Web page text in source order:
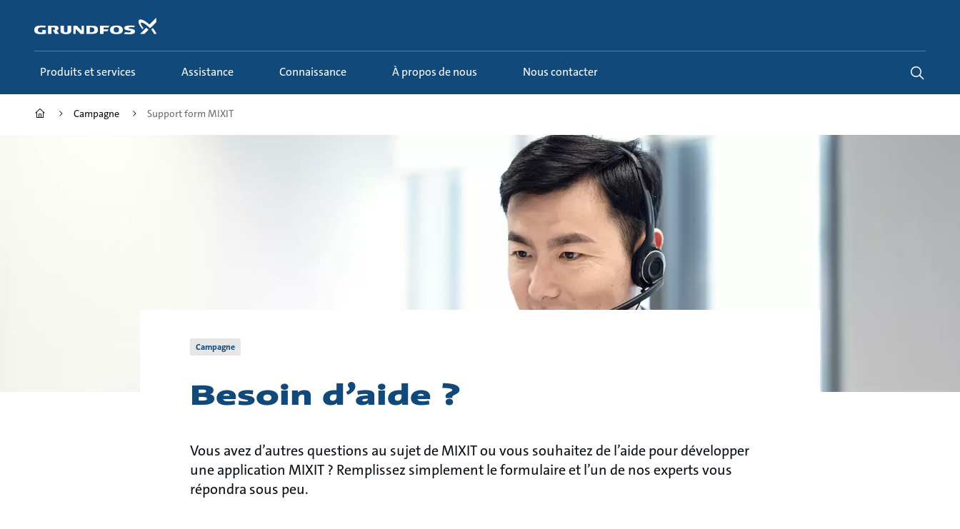
principal
Produits et services Assistance Connaissance À propos de nous Nous contacter
Campagne Support form MIXIT
Campagne
Besoin d’aide ?
Vous avez d’autres questions au sujet de MIXIT ou vous souhaitez de l’aide pour développer
une application MIXIT ? Remplissez simplement le formulaire et l’un de nos experts vous
répondra sous peu.